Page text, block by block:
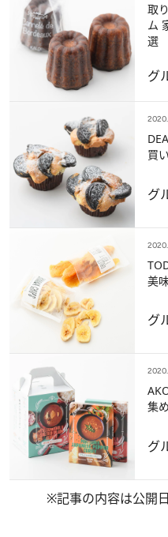
取
ム 家飲み＆スイーツの美味アイテム10
選
グ
買
グ
美
グ
集
グ
※記事の内容は公開